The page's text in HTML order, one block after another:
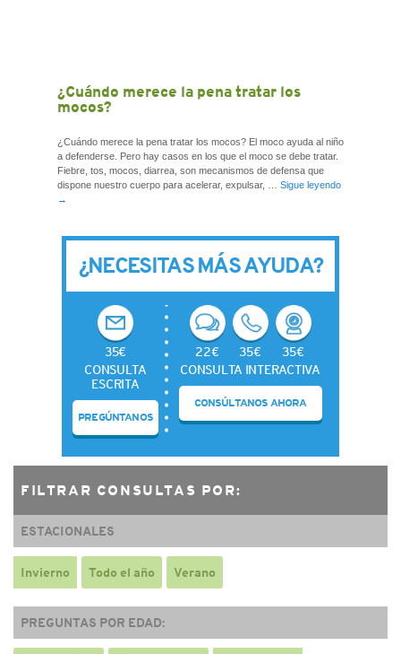
¿Cuándo merece la pena tratar los
mocos?
¿Cuándo merece la pena tratar los mocos? El moco ayuda al niño
a defenderse. Pero hay casos en los que el moco se debe tratar.
Fiebre, tos, mocos, diarrea, son mecanismos de defensa que
dispone nuestro cuerpo para acelerar, expulsar, … Sigue leyendo
→
¿NECESITAS MÁS AYUDA?
35€
CONSULTA
ESCRITA
PREGÚNTANOS
22€ 35€
35€
CONSULTA INTERACTIVA
CONSÚLTANOS AHORA
FILTRAR CONSULTAS POR:
ESTACIONALES
Invierno Todo el año Verano
PREGUNTAS POR EDAD: